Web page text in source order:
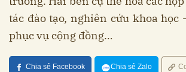
tác đào tạo, nghiên cứu khoa học
phục vụ cộng đồng…
Chia sẻ Facebook Chia sẻ Zalo